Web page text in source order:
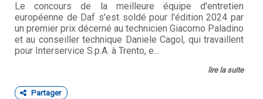
Le concours de la meilleure équipe d'entretien
européenne de Daf s'est soldé pour l'édition 2024 par
un premier prix décerné au technicien Giacomo Paladino
et au conseiller technique Daniele Cagol, qui travaillent
pour Interservice S.p.A. à Trento, e...
lire la suite
Partager